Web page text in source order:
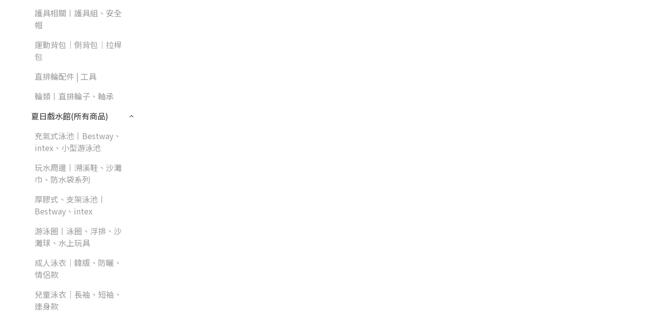
護具相關丨護具組、安全
帽
運動背包｜側背包｜拉桿
包
直排輪配件 | 工具
輪類丨直排輪子、軸承
夏日戲水館(所有商品)
充氣式泳池丨Bestway、
intex、小型游泳池
玩水周邊丨溯溪鞋、沙灘
巾、防水袋系列
厚膠式、支架泳池丨
Bestway、intex
游泳圈丨泳圈、浮排、沙
灘球、水上玩具
成人泳衣｜韓版、防曬、
情侶款
兒童泳衣｜長袖、短袖、
連身款